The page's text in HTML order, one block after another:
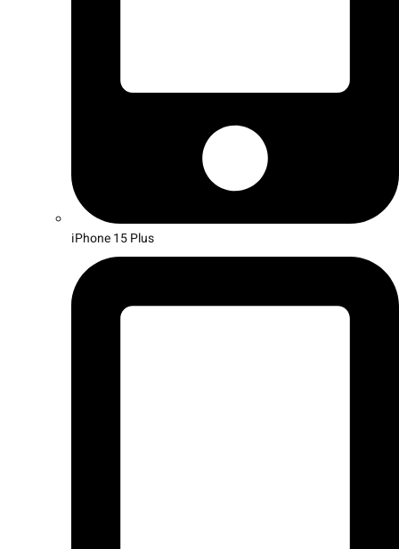
iPhone 15 Plus